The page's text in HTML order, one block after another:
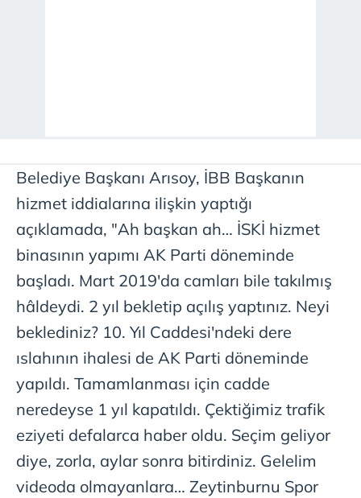
Belediye Başkanı Arısoy, İBB Başkanın
hizmet iddialarına ilişkin yaptığı
açıklamada, "Ah başkan ah… İSKİ hizmet
binasının yapımı AK Parti döneminde
başladı. Mart 2019'da camları bile takılmış
hâldeydi. 2 yıl bekletip açılış yaptınız. Neyi
beklediniz? 10. Yıl Caddesi'ndeki dere
ıslahının ihalesi de AK Parti döneminde
yapıldı. Tamamlanması için cadde
neredeyse 1 yıl kapatıldı. Çektiğimiz trafik
eziyeti defalarca haber oldu. Seçim geliyor
diye, zorla, aylar sonra bitirdiniz. Gelelim
videoda olmayanlara… Zeytinburnu Spor